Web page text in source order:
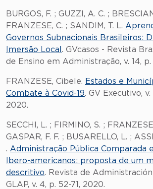
BURGOS, F. ; GUZZI, A. C. ;
FRANZESE, C. ; SANDIM, T. L.
Governos Subnacionais Brasileiros:
Imersão Local . GVcasos - Revista
de Ensino em Administração, v. 14, p.
FRANZESE, Cibele. Estados e
Combate à Covid-19. GV Executivo, v.
2020.
SECCHI, L. ; FIRMINO, S. ;
GASPAR, F. F. ; BUSARELLO, L. ;
. Administração Pública Comparada
Ibero-americanos: proposta de um
descritivo. Revista de Administración
GLAP, v. 4, p. 52-71, 2020.